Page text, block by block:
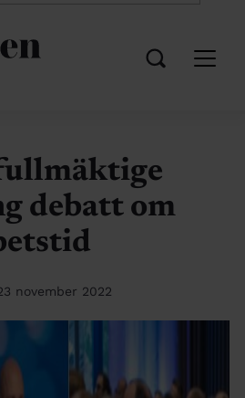
debatt om
november 2022